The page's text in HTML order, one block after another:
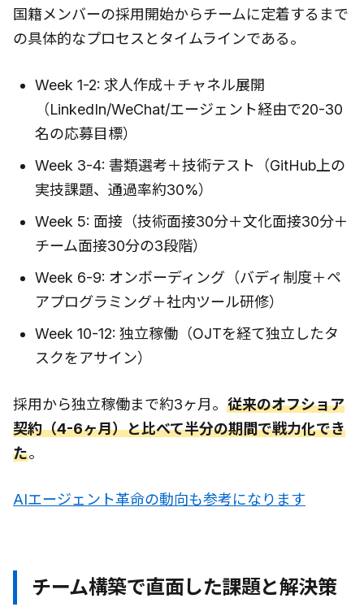
国籍メンバーの採用開始からチームに定着するまで
の具体的なプロセスとタイムラインである。
Week 1-2: 求人作成＋チャネル展開
（LinkedIn/WeChat/エージェント経由で20-30
名の応募目標）
Week 3-4: 書類選考＋技術テスト（GitHub上の
実技課題、通過率約30%）
Week 5: 面接（技術面接30分＋文化面接30分＋
チーム面接30分の3段階）
Week 6-9: オンボーディング（バディ制度＋ペ
アプログラミング＋社内ツール研修）
Week 10-12: 独立稼働（OJTを経て独立したタ
スクをアサイン）
採用から独立稼働まで約3ヶ月。 従来のオフショア
契約（4-6ヶ月）と比べて半分の期間で戦力化でき
た。
AIエージェント革命の動向も参考になります
チーム構築で直面した課題と解決策